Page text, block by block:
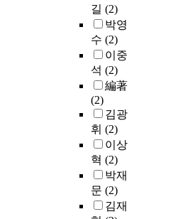
길 (2)
박영
수 (2)
이중
석 (2)
編著
(2)
김광
휘 (2)
이상
혁 (2)
박재
문 (2)
김재